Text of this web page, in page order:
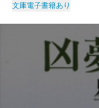
文庫電子書籍あり